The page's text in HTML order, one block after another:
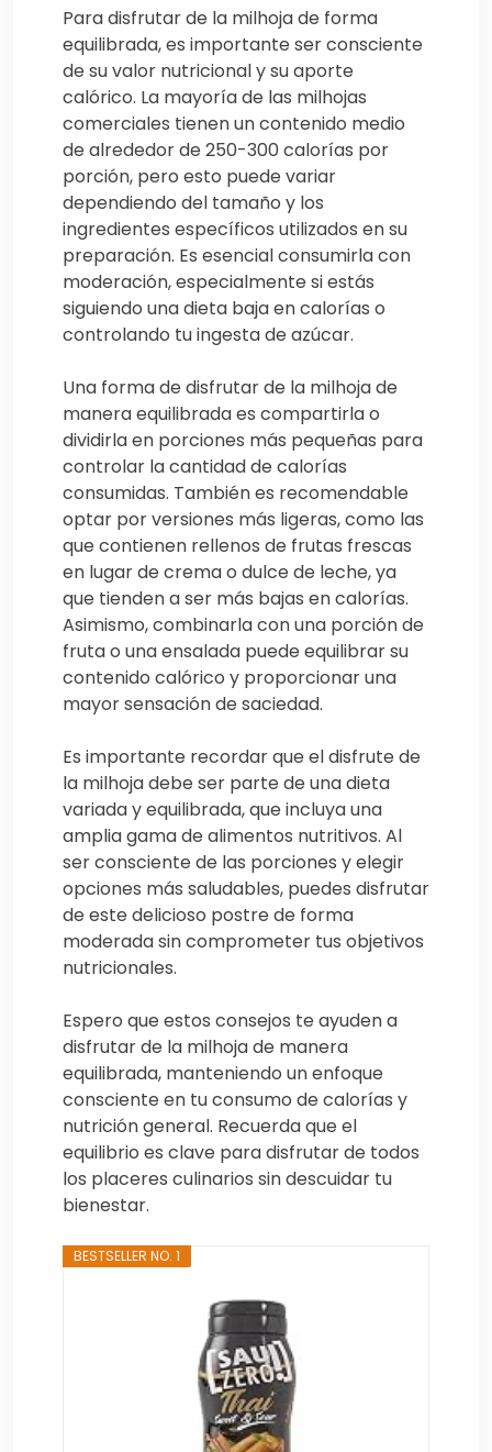
Para disfrutar de la milhoja de forma
equilibrada, es importante ser consciente
de su valor nutricional y su aporte
calórico. La mayoría de las milhojas
comerciales tienen un contenido medio
de alrededor de 250-300 calorías por
porción, pero esto puede variar
dependiendo del tamaño y los
ingredientes específicos utilizados en su
preparación. Es esencial consumirla con
moderación, especialmente si estás
siguiendo una dieta baja en calorías o
controlando tu ingesta de azúcar.
Una forma de disfrutar de la milhoja de
manera equilibrada es compartirla o
dividirla en porciones más pequeñas para
controlar la cantidad de calorías
consumidas. También es recomendable
optar por versiones más ligeras, como las
que contienen rellenos de frutas frescas
en lugar de crema o dulce de leche, ya
que tienden a ser más bajas en calorías.
Asimismo, combinarla con una porción de
fruta o una ensalada puede equilibrar su
contenido calórico y proporcionar una
mayor sensación de saciedad.
Es importante recordar que el disfrute de
la milhoja debe ser parte de una dieta
variada y equilibrada, que incluya una
amplia gama de alimentos nutritivos. Al
ser consciente de las porciones y elegir
opciones más saludables, puedes disfrutar
de este delicioso postre de forma
moderada sin comprometer tus objetivos
nutricionales.
Espero que estos consejos te ayuden a
disfrutar de la milhoja de manera
equilibrada, manteniendo un enfoque
consciente en tu consumo de calorías y
nutrición general. Recuerda que el
equilibrio es clave para disfrutar de todos
los placeres culinarios sin descuidar tu
bienestar.
BESTSELLER NO. 1